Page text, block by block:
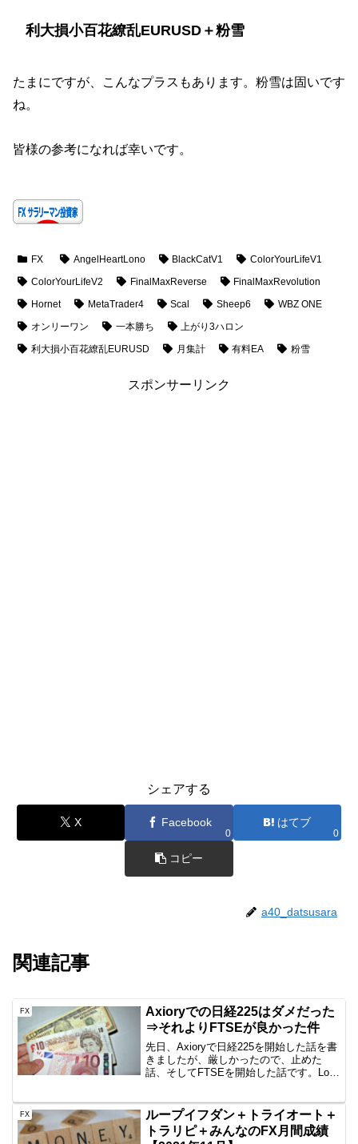
利大損小百花繚乱EURUSD＋粉雪
たまにですが、こんなプラスもあります。粉雪は固いです
ね。
皆様の参考になれば幸いです。
FX AngelHeartLono BlackCatV1
ColorYourLifeV1
ColorYourLifeV2
FinalMaxReverse
FinalMaxRevolution
Hornet
MetaTrader4 Scal Sheep6
WBZ ONE
オンリーワン
一本勝ち
上がり3ハロン
利大損小百花繚乱EURUSD
月集計 有料EA 粉雪
スポンサーリンク
シェアする
X Facebook
0
はてブ
0
コピー
a40_datsusara
関連記事
FX
Axioryでの日経225はダメだった
⇒それよりFTSEが良かった件
先日、Axioryで日経225を開始した話を書
きましたが、厳しかったので、止めた
話、そしてFTSEを開始した話です。Lot
GMOと同じ条件なので、50万円とか100
万円で行...
FX
ループイフダン＋トライオート＋
トラリピ＋みんなのFX月間成績